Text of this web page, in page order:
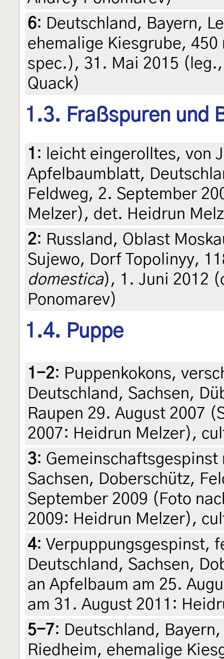
6: Deutschland, Bayern,
ehemalige Kiesgrube,
spec.), 31. Mai 2015
Quack)
1.3. Fraßspuren und
1 :
leicht eingerolltes, von
Apfelbaumblatt,
Feldweg, 2. September
Melzer), det. Heidrun
2: Russland, Oblast
Sujewo, Dorf Topolinyy,
domestica), 1. Juni 2012
Ponomarev)
1.4. Puppe
1-2: Puppenkokons,
Deutschland, Sachsen,
Raupen 29. August 2007
2007: Heidrun Melzer),
3:
Sachsen, Doberschütz,
September 2009 (Foto
2009: Heidrun Melzer),
4: Verpuppungsgespinst,
Deutschland, Sachsen,
an Apfelbaum am 25.
am 31. August 2011:
5-7: Deutschland,
Riedheim, ehemalige